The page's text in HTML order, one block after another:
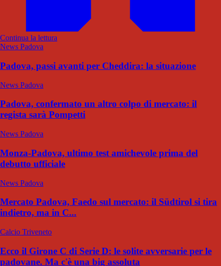
Continua la lettura
News Padova
Padova, passi avanti per Cheddira: la situazione
News Padova
Padova, confermato un altro colpo di mercato: il
regista sarà Pompetti
News Padova
Monza-Padova, ultimo test amichevole prima del
debutto ufficiale
News Padova
Mercato Padova, Faedo sul mercato: il Südtirol si tira
indietro, ma in C...
Calcio Triveneto
Ecco il Girone C di Serie D: le solite avversarie per le
padovane. Ma c'è una big assoluta